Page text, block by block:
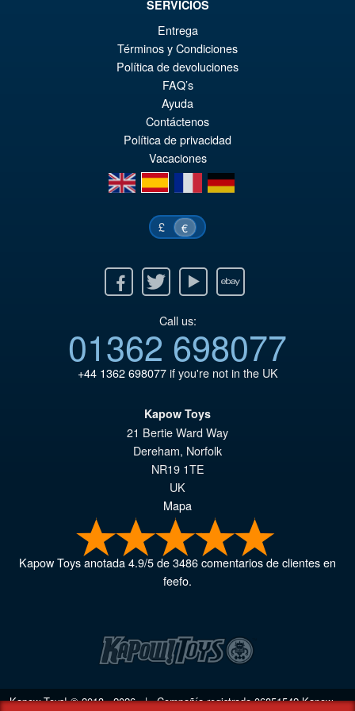
in the Shell) Action Figure
PRÉ COMMANDE
SERVICIOS
Entrega
Términos y Condiciones
Política de devoluciones
FAQ’s
Ayuda
Contáctenos
Política de privacidad
Vacaciones
en
es fr de
£ €
Twitter Youtube Ebay
Call us:
01362 698077
+44 1362 698077if you're not in the UK
Kapow Toys
21 Bertie Ward Way
Dereham, Norfolk
NR19 1TE
UK
Mapa
Kapow Toysanotada4.9/5de3486comentarios de clientes en
feefo.
Kapow Toys! © 2013 - 2026 | Compañía registrada06851542Kapow